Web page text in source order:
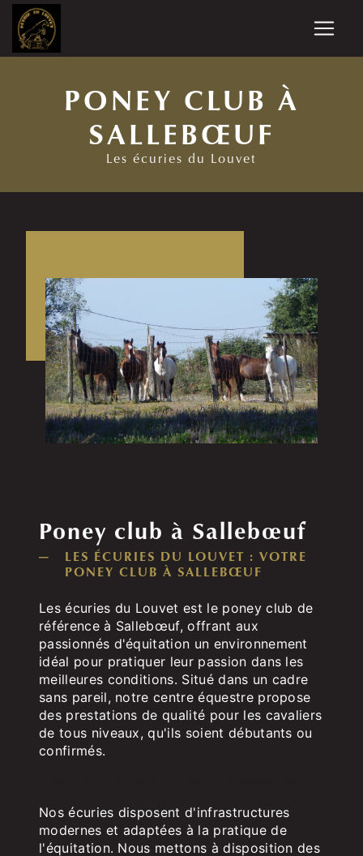
PONEY CLUB À
SALLEBŒUF
Les écuries du Louvet
Poney club à Sallebœuf
LES ÉCURIES DU LOUVET : VOTRE
PONEY CLUB À SALLEBŒUF
Les écuries du Louvet est le poney club de
référence à Sallebœuf, offrant aux
passionnés d'équitation un environnement
idéal pour pratiquer leur passion dans les
meilleures conditions. Situé dans un cadre
sans pareil, notre centre équestre propose
des prestations de qualité pour les cavaliers
de tous niveaux, qu'ils soient débutants ou
confirmés.
Nos écuries disposent d'infrastructures
modernes et adaptées à la pratique de
l'équitation. Nous mettons à disposition des
Panneau de gestion des cookies